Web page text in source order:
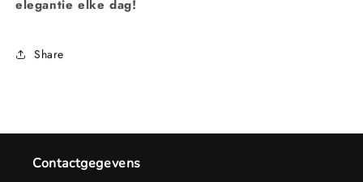
elegantie elke dag!
Share
Contactgegevens